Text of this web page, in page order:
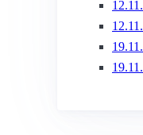
12.11.
12.11.
19.11.
19.11.